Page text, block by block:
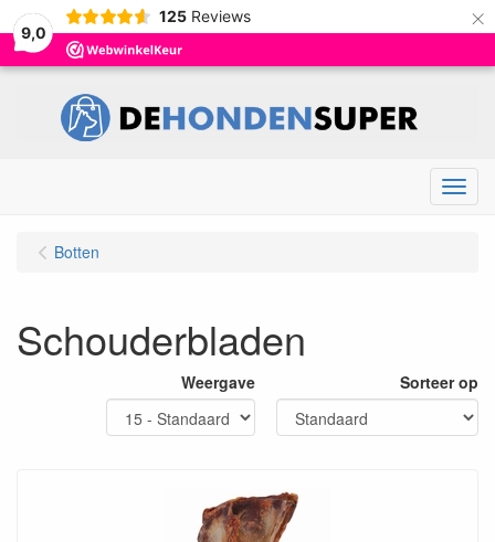
9,0
125 Reviews ×
Menu
Botten
Schouderbladen
Weergave Sorteer op